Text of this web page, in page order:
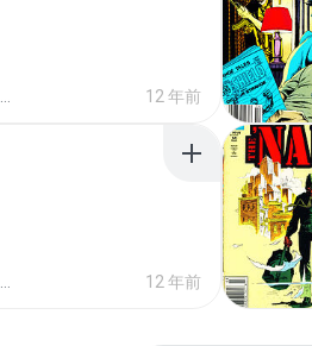
12 年前
12 年前